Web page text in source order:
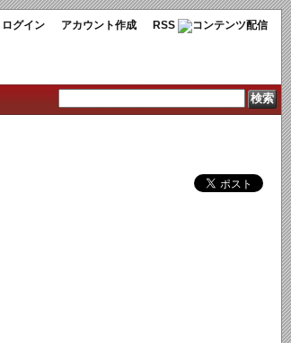
ログイン アカウント作成 RSS